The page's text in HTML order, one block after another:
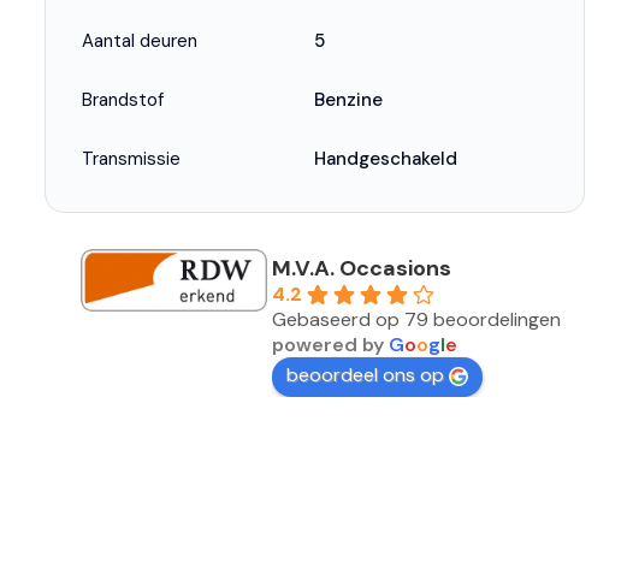
Aantal deuren 5
Brandstof Benzine
Transmissie Handgeschakeld
M.V.A. Occasions
4.2
Gebaseerd op 79 beoordelingen
powered by Google
beoordeel ons op